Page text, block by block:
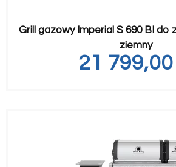
Grill gazowy Imperial S 690 BI do
ziemny
21 799,00